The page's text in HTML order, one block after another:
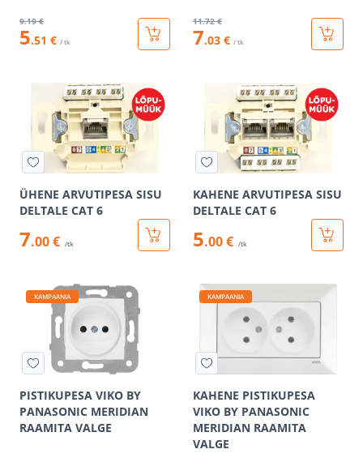
9.19 €
5.51 € / tk
11.72 €
7.03 € / tk
ÜHENE ARVUTIPESA SISU
DELTALE CAT 6
7.00 € /tk
KAHENE ARVUTIPESA SISU
DELTALE CAT 6
5.00 € /tk
KAMPAANIA
PISTIKUPESA VIKO BY
PANASONIC MERIDIAN
RAAMITA VALGE
KAMPAANIA
KAHENE PISTIKUPESA
VIKO BY PANASONIC
MERIDIAN RAAMITA
VALGE